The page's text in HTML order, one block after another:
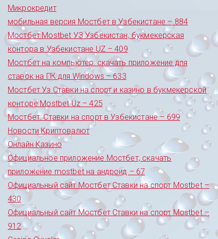
Микрокредит
мобильная версия Мостбет в Узбекистане – 884
Мостбет Mostbet УЗ Узбекистан, букмекерская
контора в Узбекистане UZ – 409
Мостбет на компьютер: скачать приложение для
ставок на ПК для Windows – 633
Мостбет Уз Ставки на спорт и казино в букмекерской
конторе Mostbet Uz – 425
Мостбет: Ставки на спорт в Узбекистане – 699
Новости Криптовалют
Онлайн Казино
Официальное приложение Мостбет, скачать
приложение mostbet на андроид – 67
Официальный сайт Мостбет Ставки на спорт Mostbet –
430
Официальный сайт Мостбет Ставки на спорт Mostbet –
912